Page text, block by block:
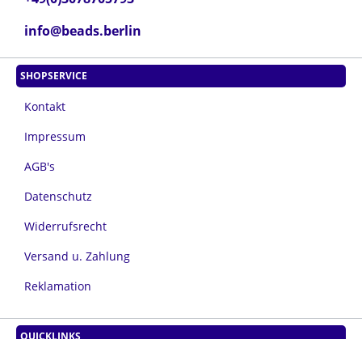
info@beads.berlin
SHOPSERVICE
Kontakt
Impressum
AGB's
Datenschutz
Widerrufsrecht
Versand u. Zahlung
Reklamation
QUICKLINKS